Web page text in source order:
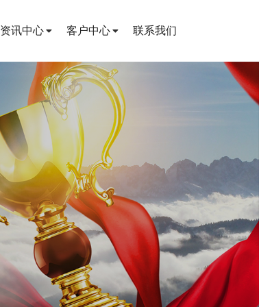
资讯中心 客户中心 联系我们